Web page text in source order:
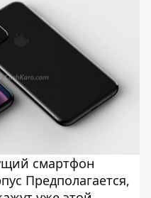
смартфон
Предполагается,